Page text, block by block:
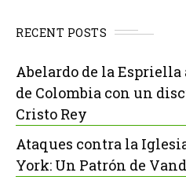
RECENT POSTS
Abelardo de la
de Colombia con un
Cristo Rey
Ataques contra la
York: Un Patrón de